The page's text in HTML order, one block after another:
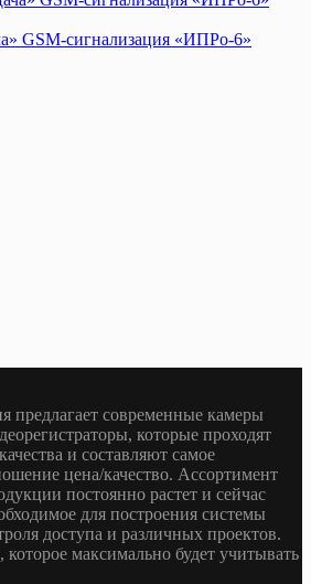
GSM-сигнализация «ИПРо-6»
предлагает современные камеры
которые проходят
и составляют самое
цена/качество. Ассортимент
постоянно растет и сейчас
для построения системы
доступа и различных проектов.
максимально будет учитывать